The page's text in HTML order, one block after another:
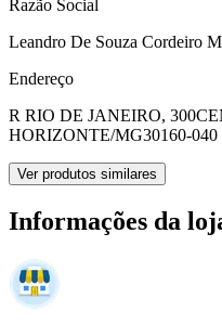
Razão Social
Leandro De Souza Cordeiro
Endereço
R RIO DE JANEIRO, 300
HORIZONTE/MG30160-040
Ver produtos similares
Informações da